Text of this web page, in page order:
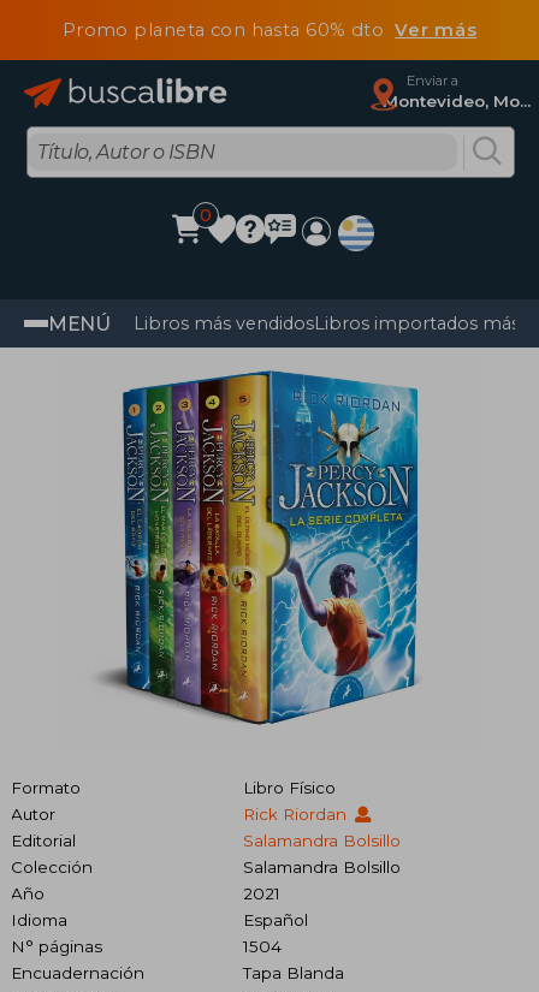
Promo planeta con hasta 60% dtoVer más
Enviar a
Montevideo, Montevideo
0
MENÚ Libros más vendidosLibros importados más
Formato
Libro Físico
Autor
Rick Riordan
Editorial
Salamandra Bolsillo
Colección
Salamandra Bolsillo
Año
2021
Idioma
Español
N° páginas
1504
Encuadernación
Tapa Blanda